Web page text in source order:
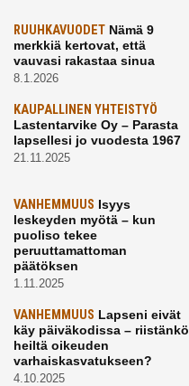
RUUHKAVUODET Nämä 9
merkkiä kertovat, että
vauvasi rakastaa sinua
8.1.2026
KAUPALLINEN YHTEISTYÖ
Lastentarvike Oy – Parasta
lapsellesi jo vuodesta 1967
21.11.2025
VANHEMMUUS Isyys
leskeyden myötä – kun
puoliso tekee
peruuttamattoman
päätöksen
1.11.2025
VANHEMMUUS Lapseni eivät
käy päiväkodissa – riistänkö
heiltä oikeuden
varhaiskasvatukseen?
4.10.2025